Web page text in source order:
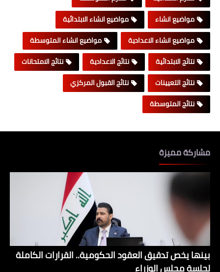
مواضيع انشاء
مواضيع انشاء الابتدائية
مواضيع انشاء الاعدادية
مواضيع انشاء المتوسطة
نتائج الابتدائية
نتائج الاعدادية
نتائج الامتحانات
نتائج التعيينات
نتائج القبول المركزي
نتائج المتوسطة
مشاركة مميزة
بينها يخص تدقيق العقود الحكومية.. القرارات الكاملة
لجلسة مجلس الوزراء